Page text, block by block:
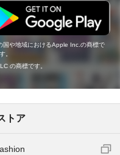
や地域におけるApple Inc.の商標で
。
の商標です。
トア